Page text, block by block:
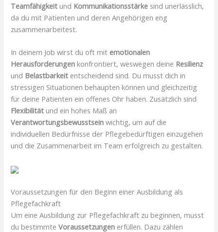
Teamfähigkeit und Kommunikationsstärke sind unerlässlich,
da du mit Patienten und deren Angehörigen eng
zusammenarbeitest.
In deinem Job wirst du oft mit emotionalen
Herausforderungen konfrontiert, weswegen deine Resilienz
und Belastbarkeit entscheidend sind. Du musst dich in
stressigen Situationen behaupten können und gleichzeitig
für deine Patienten ein offenes Ohr haben. Zusätzlich sind
Flexibilität und ein hohes Maß an
Verantwortungsbewusstsein wichtig, um auf die
individuellen Bedürfnisse der Pflegebedürftigen einzugehen
und die Zusammenarbeit im Team erfolgreich zu gestalten.
Voraussetzungen für den Beginn einer Ausbildung als
Pflegefachkraft
Um eine Ausbildung zur Pflegefachkraft zu beginnen, musst
du bestimmteVoraussetzungen erfüllen. Dazu zählen